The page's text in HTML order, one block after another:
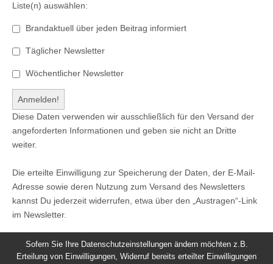
Liste(n) auswählen:
Brandaktuell über jeden Beitrag informiert
Täglicher Newsletter
Wöchentlicher Newsletter
Diese Daten verwenden wir ausschließlich für den Versand der
angeforderten Informationen und geben sie nicht an Dritte
weiter.
Die erteilte Einwilligung zur Speicherung der Daten, der E-Mail-
Adresse sowie deren Nutzung zum Versand des Newsletters
kannst Du jederzeit widerrufen, etwa über den „Austragen“-Link
im Newsletter.
Sofern Sie Ihre Datenschutzeinstellungen ändern möchten z.B.
Erteilung von Einwilligungen, Widerruf bereits erteilter Einwilligungen